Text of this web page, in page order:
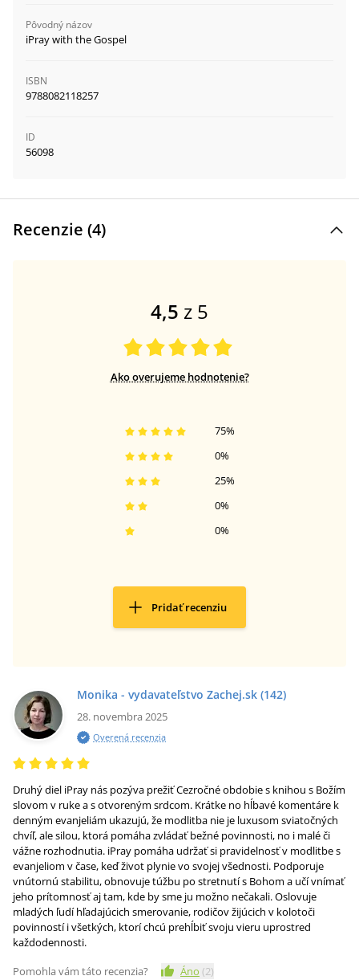
Pôvodný názov
iPray with the Gospel
ISBN
9788082118257
ID
56098
Recenzie (4)
4,5 z 5
Ako overujeme hodnotenie?
0%
0%
25%
0%
75%
Pridať recenziu
Monika - vydavateľstvo Zachej.sk (142)
28. novembra 2025
Overená recenzia
Druhý diel iPray nás pozýva prežiť Cezročné obdobie s knihou s Božím
slovom v ruke a s otvoreným srdcom. Krátke no hĺbavé komentáre k
denným evanjeliám ukazujú, že modlitba nie je luxusom sviatočných
chvíľ, ale silou, ktorá pomáha zvládať bežné povinnosti, no i malé či
vážne rozhodnutia. iPray pomáha udržať si pravidelnosť v modlitbe s
evanjeliom v čase, keď život plynie vo svojej všednosti. Podporuje
vnútornú stabilitu, obnovuje túžbu po stretnutí s Bohom a učí vnímať
jeho prítomnosť aj tam, kde by sme ju možno nečakali. Oslovuje
mladých ľudí hľadajúcich smerovanie, rodičov žijúcich v kolotoči
povinností i všetkých, ktorí chcú prehĺbiť svoju vieru uprostred
každodennosti.
Pomohla vám táto recenzia?
Áno (2)